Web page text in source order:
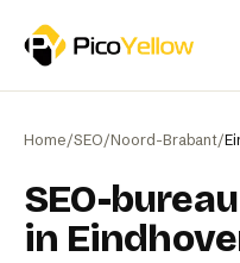
Home/SEO/Noord-Brabant/
SEO-
in